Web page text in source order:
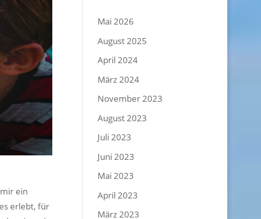
ein
erlebt, für
Mai 2026
August 2025
April 2024
März 2024
November 2023
August 2023
Juli 2023
Juni 2023
Mai 2023
April 2023
März 2023